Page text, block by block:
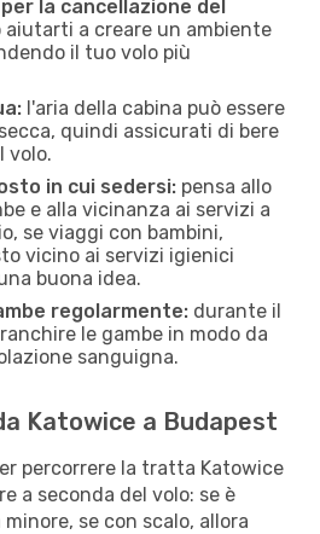
la cancellazione del
aiutarti a creare un ambiente
il tuo volo più
l'aria della cabina può essere
quindi assicurati di bere
volo.
in cui sedersi: pensa allo
e alla vicinanza ai servizi a
se viaggi con bambini,
vicino ai servizi igienici
buona idea.
regolarmente: durante il
le gambe in modo da
sanguigna.
Katowice a Budapest
percorrere la tratta Katowice
a seconda del volo: se è
se con scalo, allora